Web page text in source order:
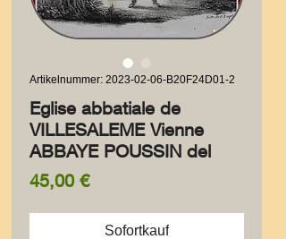
Artikelnummer: 2023-02-06-B20F24D01-2
Eglise abbatiale de
VILLESALEME Vienne
ABBAYE POUSSIN del
45,00 €Preis
Sofortkauf